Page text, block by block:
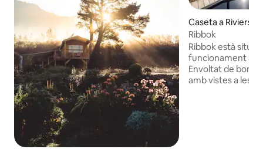
Caseta a
Ribbok
Ribbok està
funcionament a
Envoltat de bonic
amb vistes a les